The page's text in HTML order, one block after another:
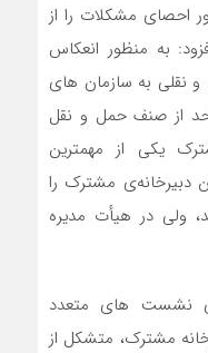
احصای مشکلات را از
به منظور انعکاس
به سازمان های
از صنف حمل و نقل
یکی از مهمترین
دبیرخانه‌ی مشترک را
ولی در هیأت مدیره
نشست های متعدد
مشترک، متشکل از